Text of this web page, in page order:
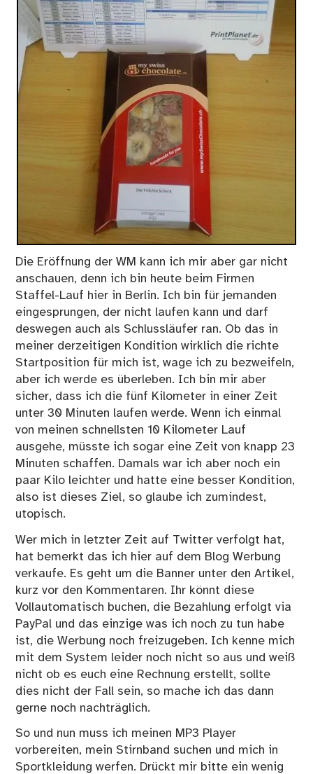
Die Eröffnung der WM kann ich mir aber gar nicht
anschauen, denn ich bin heute beim Firmen
Staffel-Lauf hier in Berlin. Ich bin für jemanden
eingesprungen, der nicht laufen kann und darf
deswegen auch als Schlussläufer ran. Ob das in
meiner derzeitigen Kondition wirklich die richte
Startposition für mich ist, wage ich zu bezweifeln,
aber ich werde es überleben. Ich bin mir aber
sicher, dass ich die fünf Kilometer in einer Zeit
unter 30 Minuten laufen werde. Wenn ich einmal
von meinen schnellsten 10 Kilometer Lauf
ausgehe, müsste ich sogar eine Zeit von knapp 23
Minuten schaffen. Damals war ich aber noch ein
paar Kilo leichter und hatte eine besser Kondition,
also ist dieses Ziel, so glaube ich zumindest,
utopisch.
Wer mich in letzter Zeit auf Twitter verfolgt hat,
hat bemerkt das ich hier auf dem Blog Werbung
verkaufe. Es geht um die Banner unter den Artikel,
kurz vor den Kommentaren. Ihr könnt diese
Vollautomatisch buchen, die Bezahlung erfolgt via
PayPal und das einzige was ich noch zu tun habe
ist, die Werbung noch freizugeben. Ich kenne mich
mit dem System leider noch nicht so aus und weiß
nicht ob es euch eine Rechnung erstellt, sollte
dies nicht der Fall sein, so mache ich das dann
gerne noch nachträglich.
So und nun muss ich meinen MP3 Player
vorbereiten, mein Stirnband suchen und mich in
Sportkleidung werfen. Drückt mir bitte ein wenig